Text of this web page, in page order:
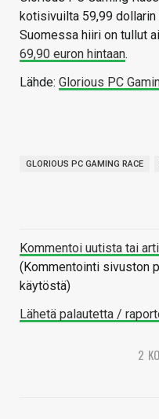
kotisivuilta 59,99 dollarin
Suomessa hiiri on tullut
69,90 euron hintaan.
Lähde: Glorious PC
GLORIOUS PC GAMING RACE
Kommentoi uutista tai
(Kommentointi sivuston
käytöstä)
Lähetä palautetta /
2